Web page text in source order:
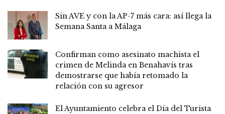
Sin AVE y con la AP-7 más cara: así llega la
Semana Santa a Málaga
Confirman como asesinato machista el
crimen de Melinda en Benahavís tras
demostrarse que había retomado la
relación con su agresor
El Ayuntamiento celebra el Día del Turista